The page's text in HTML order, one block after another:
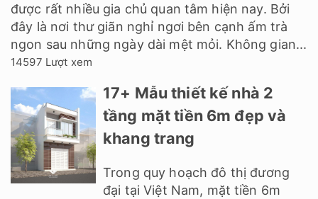
được rất nhiều gia chủ quan tâm hiện nay. Bởi
đây là nơi thư giãn nghỉ ngơi bên cạnh ấm trà
ngon sau những ngày dài mệt mỏi. Không gian...
14597 Lượt xem
17+ Mẫu thiết kế nhà 2
tầng mặt tiền 6m đẹp và
khang trang
Trong quy hoạch đô thị đương
đại tại Việt Nam, mặt tiền 6m